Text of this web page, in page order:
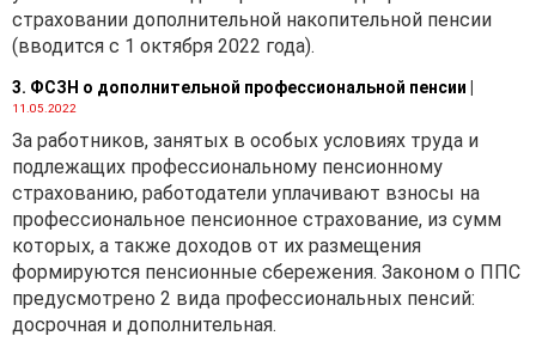
страховании дополнительной накопительной пенсии
(вводится с 1 октября 2022 года).
3. ФСЗН о дополнительной профессиональной пенсии
11.05.2022
За работников, занятых в особых условиях труда и
подлежащих профессиональному пенсионному
страхованию, работодатели уплачивают взносы на
профессиональное пенсионное страхование, из сумм
которых, а также доходов от их размещения
формируются пенсионные сбережения. Законом о ППС
предусмотрено 2 вида профессиональных пенсий:
досрочная и дополнительная.